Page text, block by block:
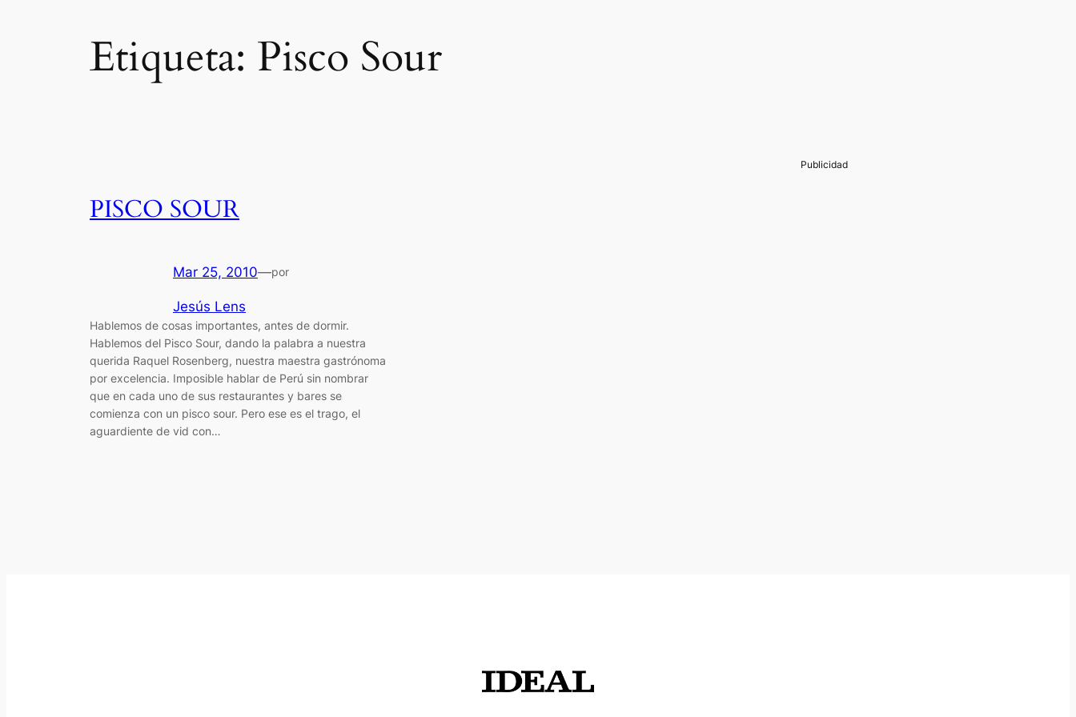
Etiqueta: Pisco Sour
PISCO SOUR
Mar 25, 2010—por
Jesús Lens
Hablemos de cosas importantes, antes de dormir.
Hablemos del Pisco Sour, dando la palabra a nuestra
querida Raquel Rosenberg, nuestra maestra gastrónoma
por excelencia. Imposible hablar de Perú sin nombrar
que en cada uno de sus restaurantes y bares se
comienza con un pisco sour. Pero ese es el trago, el
aguardiente de vid con…